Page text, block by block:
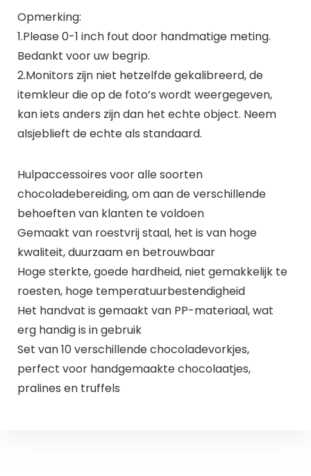
Opmerking:
1.Please 0-1 inch fout door handmatige meting.
Bedankt voor uw begrip.
2.Monitors zijn niet hetzelfde gekalibreerd, de
itemkleur die op de foto’s wordt weergegeven,
kan iets anders zijn dan het echte object. Neem
alsjeblieft de echte als standaard.
Hulpaccessoires voor alle soorten
chocoladebereiding, om aan de verschillende
behoeften van klanten te voldoen
Gemaakt van roestvrij staal, het is van hoge
kwaliteit, duurzaam en betrouwbaar
Hoge sterkte, goede hardheid, niet gemakkelijk te
roesten, hoge temperatuurbestendigheid
Het handvat is gemaakt van PP-materiaal, wat
erg handig is in gebruik
Set van 10 verschillende chocoladevorkjes,
perfect voor handgemaakte chocolaatjes,
pralines en truffels